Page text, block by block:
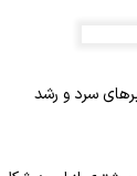
سرد و رشد